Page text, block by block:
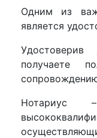
Одним из
является
получаете